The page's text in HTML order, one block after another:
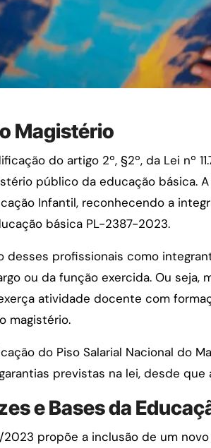
Magistério
do artigo 2º, §2º, da Lei nº
público da educação básica.
Infantil, reconhecendo a
básica PL-2387-2023.
profissionais como
ou da função exercida. Ou
atividade docente com
magistério.
do Piso Salarial Nacional do
previstas na lei, desde
e Bases da
propõe a inclusão de um novo